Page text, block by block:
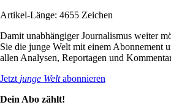
Artikel-Länge: 4655 Zeichen
Damit unabhängiger Journalismus weiter
Sie die junge Welt mit einem Abonnement
allen Analysen, Reportagen und
Jetzt junge Weltabonnieren
Dein Abo zählt!